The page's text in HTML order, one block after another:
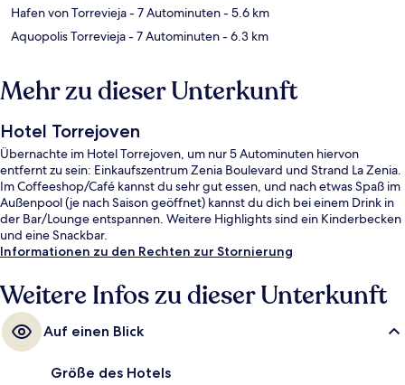
Hafen von Torrevieja- 7 Autominuten- 5.6 km
Aquopolis Torrevieja- 7 Autominuten- 6.3 km
Mehr zu dieser Unterkunft
Hotel Torrejoven
Übernachte im Hotel Torrejoven, um nur 5 Autominuten hiervon
entfernt zu sein: Einkaufszentrum Zenia Boulevard und Strand La Zenia.
Im Coffeeshop/Café kannst du sehr gut essen, und nach etwas Spaß im
Außenpool (je nach Saison geöffnet) kannst du dich bei einem Drink in
der Bar/Lounge entspannen. Weitere Highlights sind ein Kinderbecken
und eine Snackbar.
Informationen zu den Rechten zur Stornierung
Weitere Infos zu dieser Unterkunft
Auf einen Blick
Größe des Hotels